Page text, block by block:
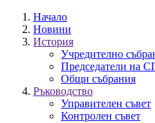
Начало
Новини
История
Учредително
Председатели на
Общи събрания
Ръководство
Управителен съвет
Контролен съвет